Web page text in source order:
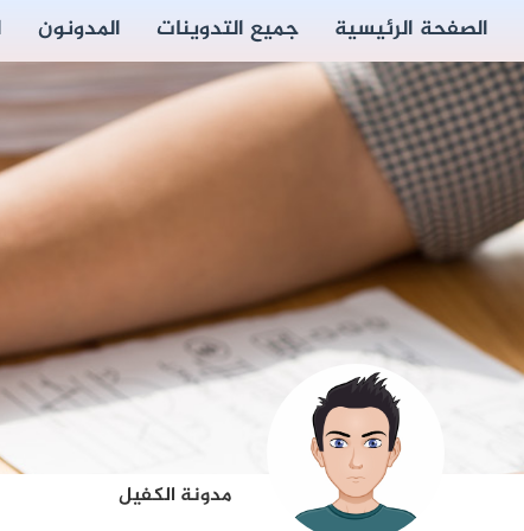
الصفحة الرئيسية جميع التدوينات المدونون
مدونة الكفيل